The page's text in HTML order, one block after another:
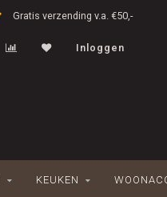
Gratis verzending v.a. €50,-
Inloggen
KEUKEN